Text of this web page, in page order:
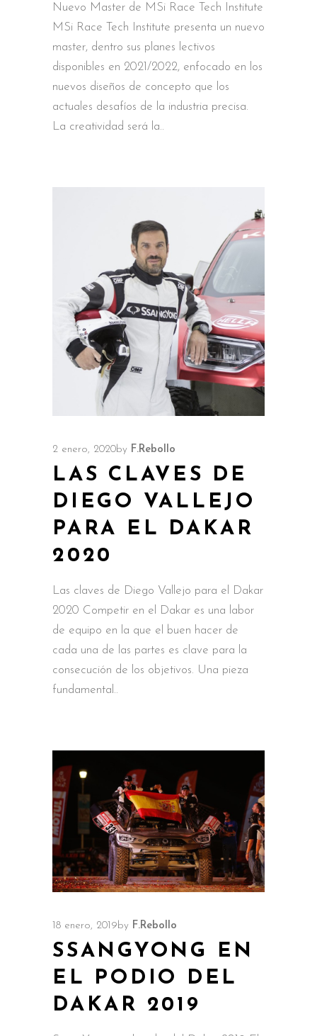
Nuevo Master de MSi Race Tech Institute
MSi Race Tech Institute presenta un nuevo
master, dentro sus planes lectivos
disponibles en 2021/2022, enfocado en los
nuevos diseños de concepto que los
actuales desafíos de la industria precisa.
La creatividad será la
2 enero, 2020by F.Rebollo
LAS CLAVES DE
DIEGO VALLEJO
PARA EL DAKAR
2020
Las claves de Diego Vallejo para el Dakar
2020 Competir en el Dakar es una labor
de equipo en la que el buen hacer de
cada una de las partes es clave para la
consecución de los objetivos. Una pieza
fundamental
18 enero, 2019by F.Rebollo
SSANGYONG EN
EL PODIO DEL
DAKAR 2019